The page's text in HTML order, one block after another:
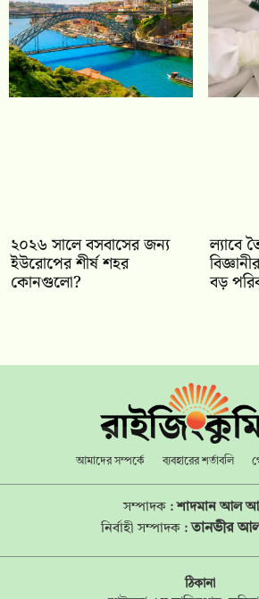
২০২৬ সালে বসবাসের জন্য
ইউরোপের শীর্ষ শহর
কোনগুলো?
ল্যাবে
বড়
আমাদের সম্পর্কে ব্যবহারের শর্তাবলি
সম্পাদক :শাদমান আল
নির্বাহী সম্পাদক : তানভীর
ঠিকানা